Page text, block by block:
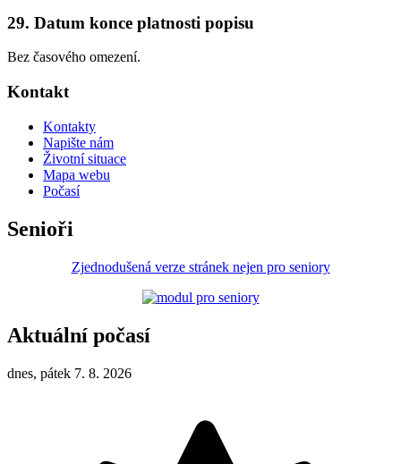
29. Datum konce platnosti popisu
Bez časového omezení.
Kontakt
Kontakty
Napište nám
Životní situace
Mapa webu
Počasí
Senioři
Zjednodušená verze stránek nejen pro seniory
Aktuální počasí
dnes, pátek 7. 8. 2026